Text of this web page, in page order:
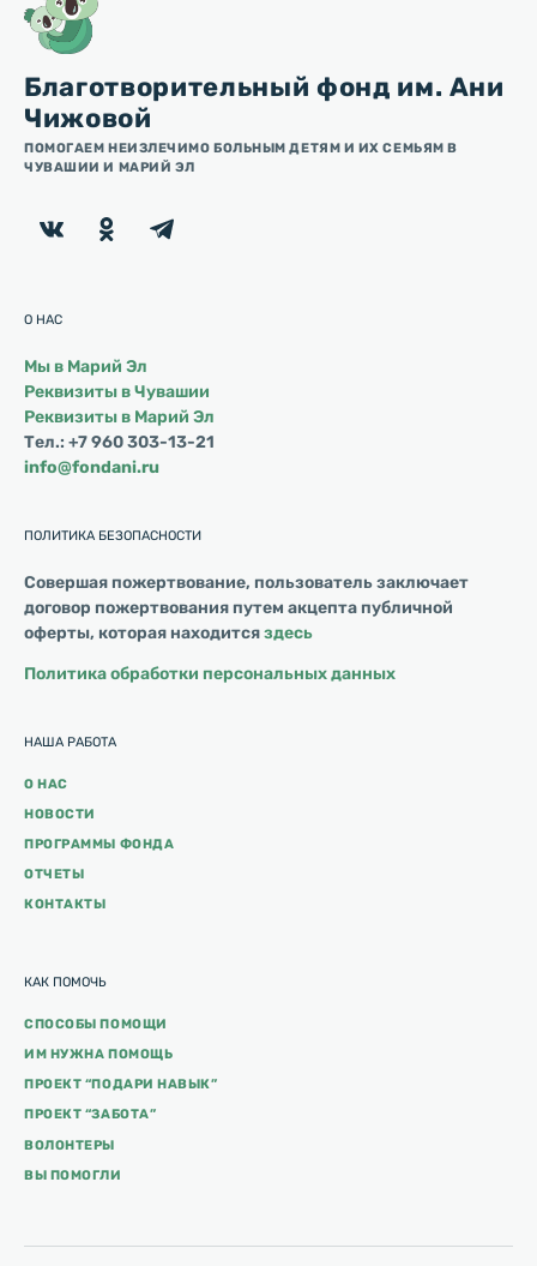
Благотворительный фонд им. Ани
Чижовой
ПОМОГАЕМ НЕИЗЛЕЧИМО БОЛЬНЫМ ДЕТЯМ И ИХ СЕМЬЯМ В
ЧУВАШИИ И МАРИЙ ЭЛ
О НАС
Мы в Марий Эл
Реквизиты в Чувашии
Реквизиты в Марий Эл
Тел.: +7 960 303-13-21
info@fondani.ru
НАША РАБОТА
О НАС
НОВОСТИ
ПРОГРАММЫ ФОНДА
ОТЧЕТЫ
КОНТАКТЫ
КАК ПОМОЧЬ
СПОСОБЫ ПОМОЩИ
ИМ НУЖНА ПОМОЩЬ
ПРОЕКТ “ПОДАРИ НАВЫК”
ПРОЕКТ “ЗАБОТА”
ВОЛОНТЕРЫ
ВЫ ПОМОГЛИ
ПОЛИТИКА БЕЗОПАСНОСТИ
Совершая пожертвование, пользователь заключает
договор пожертвования путем акцепта публичной
оферты, которая находитсяздесь
Политика обработки персональных данных